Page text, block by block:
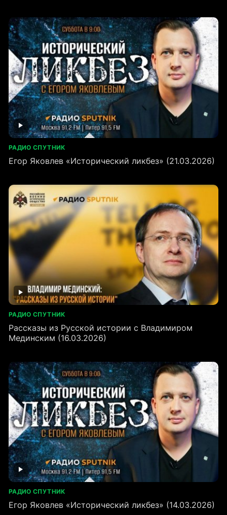
РАДИО СПУТНИК
Егор Яковлев «Исторический ликбез» (21.03.2026)
РАДИО СПУТНИК
Рассказы из Русской истории с Владимиром
Мединским (16.03.2026)
РАДИО СПУТНИК
Егор Яковлев «Исторический ликбез» (14.03.2026)